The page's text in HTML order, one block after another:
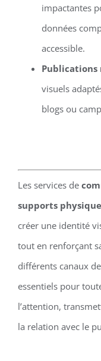
impactantes
données
accessible.
Publications
visuels
blogs ou
Les services de
supports
créer une identité
tout en renforçant
différents canaux
essentiels pour
l’attention,
la relation avec le